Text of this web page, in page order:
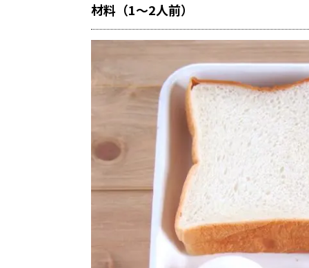
材料（1〜2人前）